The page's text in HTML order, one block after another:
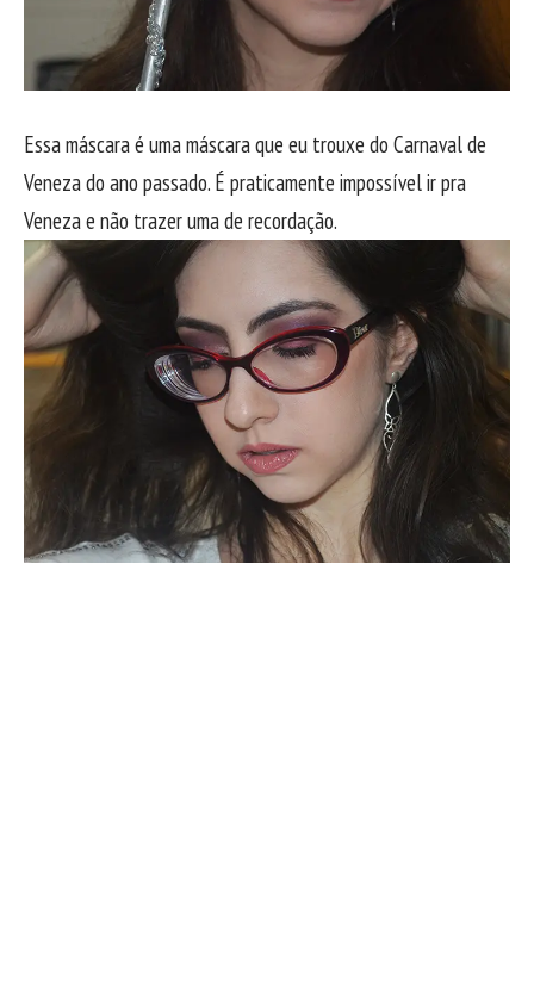
Essa máscara é uma máscara que eu trouxe do Carnaval de
Veneza do ano passado. É praticamente impossível ir pra
Veneza e não trazer uma de recordação.